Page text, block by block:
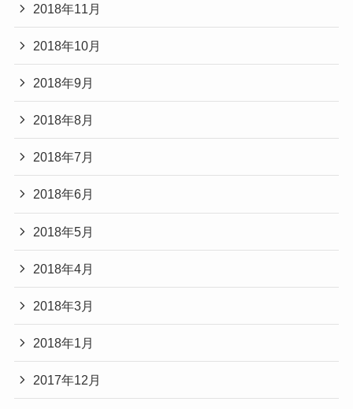
2018年11月
2018年10月
2018年9月
2018年8月
2018年7月
2018年6月
2018年5月
2018年4月
2018年3月
2018年1月
2017年12月